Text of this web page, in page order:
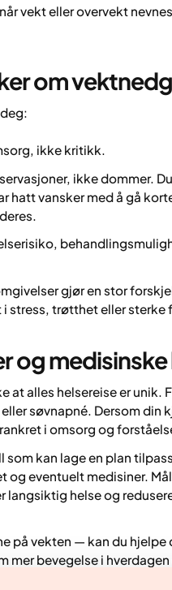
vekt eller overvekt
om
ikke kritikk.
ikke dommer.
hatt vansker med å gå
gjør en stor
stress, trøtthet eller sterke
og
at alles helsereise er unik.
søvnapné. Dersom din
i omsorg og
kan lage en plan
eventuelt medisiner.
langsiktig helse og
på vekten — kan du
mer bevegelse i
kirurgi blir en del av